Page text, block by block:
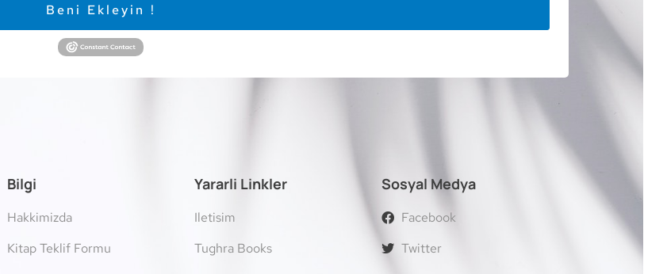
Beni Ekleyin !
Bilgi
Hakkimizda
Kitap Teklif Formu
Yararli Linkler
Iletisim
Tughra Books
Sosyal Medya
Facebook
Twitter